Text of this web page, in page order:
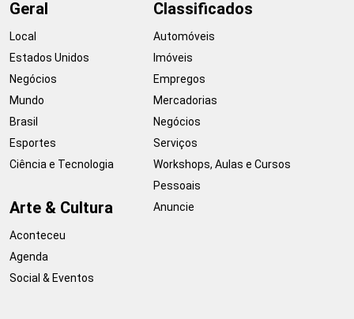
Geral
Local
Estados Unidos
Negócios
Mundo
Brasil
Esportes
Ciência e Tecnologia
Arte & Cultura
Aconteceu
Agenda
Social & Eventos
Classificados
Automóveis
Imóveis
Empregos
Mercadorias
Negócios
Serviços
Workshops, Aulas e Cursos
Pessoais
Anuncie